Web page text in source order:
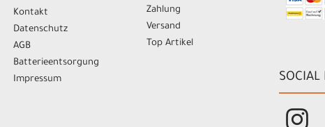
Kontakt
Datenschutz
AGB
Batterieentsorgung
Impressum
Zahlung
Versand
Top Artikel
SOCIAL